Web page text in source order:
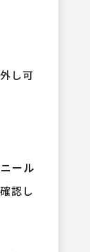
し可
ール
認し